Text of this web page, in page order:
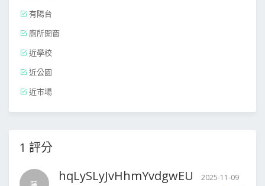
有陽台
廁所開窗
近學校
近公園
近市場
1 評分
hqLySLyJvHhmYvdgwEU
2025-11-09